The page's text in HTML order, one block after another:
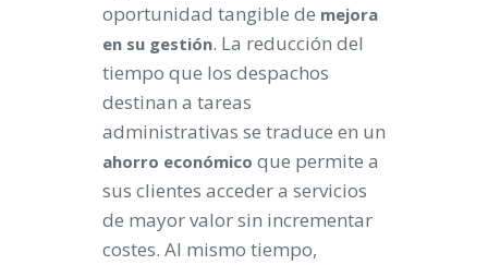
oportunidad tangible de mejora
en su gestión. La reducción del
tiempo que los despachos
destinan a tareas
administrativas se traduce en un
ahorro económico que permite a
sus clientes acceder a servicios
de mayor valor sin incrementar
costes. Al mismo tiempo,